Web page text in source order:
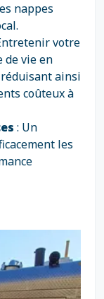
nappes
votre
de vie en
ainsi
coûteux à
: Un
les